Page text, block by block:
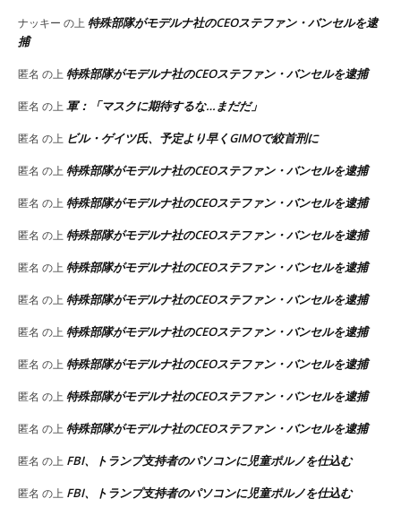
ナッキー の上特殊部隊がモデルナ社のCEOステファン・バンセルを逮
捕
匿名 の上特殊部隊がモデルナ社のCEOステファン・バンセルを逮捕
匿名 の上軍：「マスクに期待するな…まだだ」
匿名 の上 ビル・ゲイツ氏、予定より早くGIMOで絞首刑に
匿名 の上特殊部隊がモデルナ社のCEOステファン・バンセルを逮捕
匿名 の上特殊部隊がモデルナ社のCEOステファン・バンセルを逮捕
匿名 の上特殊部隊がモデルナ社のCEOステファン・バンセルを逮捕
匿名 の上特殊部隊がモデルナ社のCEOステファン・バンセルを逮捕
匿名 の上特殊部隊がモデルナ社のCEOステファン・バンセルを逮捕
匿名 の上特殊部隊がモデルナ社のCEOステファン・バンセルを逮捕
匿名 の上特殊部隊がモデルナ社のCEOステファン・バンセルを逮捕
匿名 の上特殊部隊がモデルナ社のCEOステファン・バンセルを逮捕
匿名 の上特殊部隊がモデルナ社のCEOステファン・バンセルを逮捕
匿名 の上 FBI、トランプ支持者のパソコンに児童ポルノを仕込む
匿名 の上 FBI、トランプ支持者のパソコンに児童ポルノを仕込む